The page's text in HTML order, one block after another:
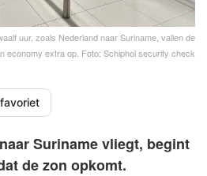
uur, zoals Nederland naar Suriname, vallen de
economy extra op. Foto: Schiphol security check
Suriname vliegt, begint
de zon opkomt.